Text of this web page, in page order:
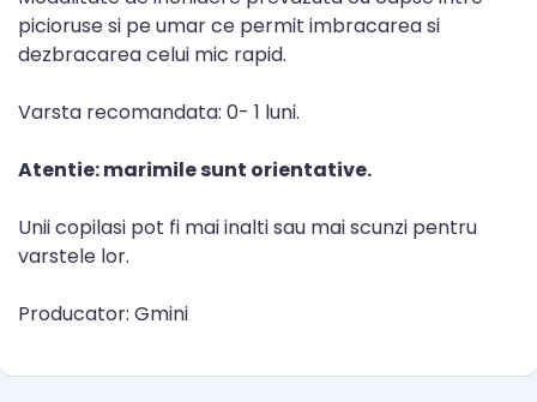
picioruse si pe umar ce permit imbracarea si
dezbracarea celui mic rapid.
Varsta recomandata: 0- 1 luni.
Atentie: marimile sunt orientative.
Unii copilasi pot fi mai inalti sau mai scunzi pentru
varstele lor.
Producator: Gmini